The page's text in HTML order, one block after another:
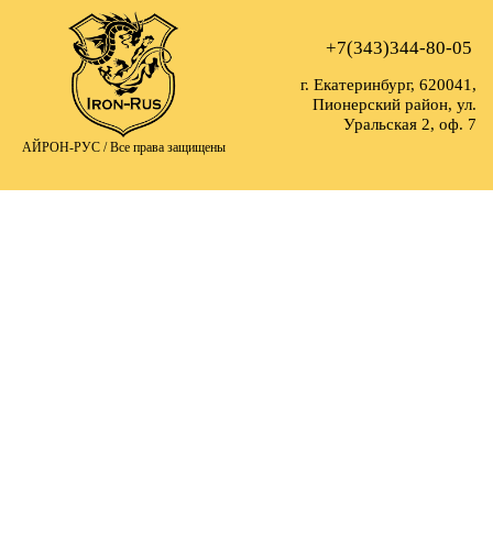
АЙРОН-РУС /Все права защищены
+7(343)344-80-05
г. Екатеринбург, 620041,
Пионерский район, ул.
Уральская 2, оф. 7